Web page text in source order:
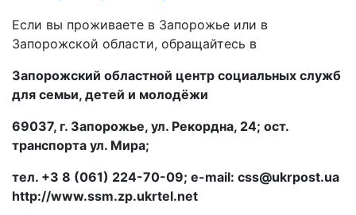
Если вы проживаете в Запорожье или в
Запорожской области, обращайтесь в
Запорожский областной центр социальных служб
для семьи, детей и молодёжи
69037, г. Запорожье, ул. Рекордна, 24; ост.
транспорта ул. Мира;
тел. +3 8 (061) 224-70-09; e-mail: css@ukrpost.ua
http://www.ssm.zp.ukrtel.net